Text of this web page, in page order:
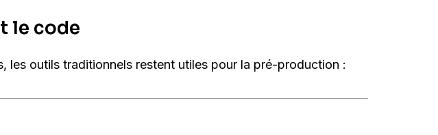
le code
les outils traditionnels restent utiles pour la pré-production :